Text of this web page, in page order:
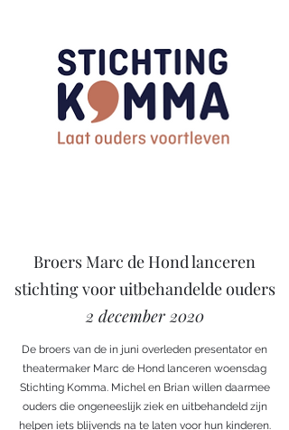
Broers Marc de Hond lanceren
stichting voor uitbehandelde ouders
2 december 2020
De broers van de in juni overleden presentator en
theatermaker Marc de Hond lanceren woensdag
Stichting Komma. Michel en Brian willen daarmee
ouders die ongeneeslijk ziek en uitbehandeld zijn
helpen iets blijvends na te laten voor hun kinderen.